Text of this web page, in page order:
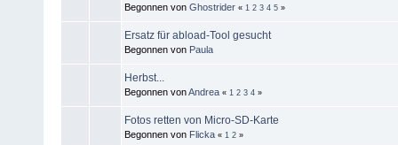
Begonnen von Ghostrider « 1 2 3 4 5 »
Ersatz für abload-Tool gesucht
Begonnen von Paula
Herbst...
Begonnen vonAndrea « 1 2 3 4 »
Fotos retten von Micro-SD-Karte
Begonnen von Flicka « 1 2 »